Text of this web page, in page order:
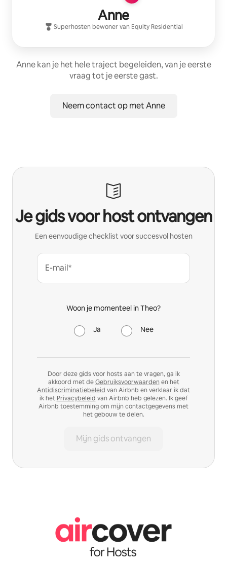
Anne
Superhosten bewoner van Equity Residential
Anne kan je het hele traject begeleiden, van je eerste
vraag tot je eerste gast.
Neem contact op met Anne
Je gids voor host ontvangen
Een eenvoudige checklist voor succesvol hosten
E-mail*
Woon je momenteel in Theo?
Ja Nee
Door deze gids voor hosts aan te vragen, ga ik
akkoord met deGebruiksvoorwaarden en het
Antidiscriminatiebeleid van Airbnb en verklaar ik dat
ik het Privacybeleid van Airbnb heb gelezen. Ik geef
Airbnb toestemming om mijn contactgegevens met
het gebouw te delen.
Mijn gids ontvangen